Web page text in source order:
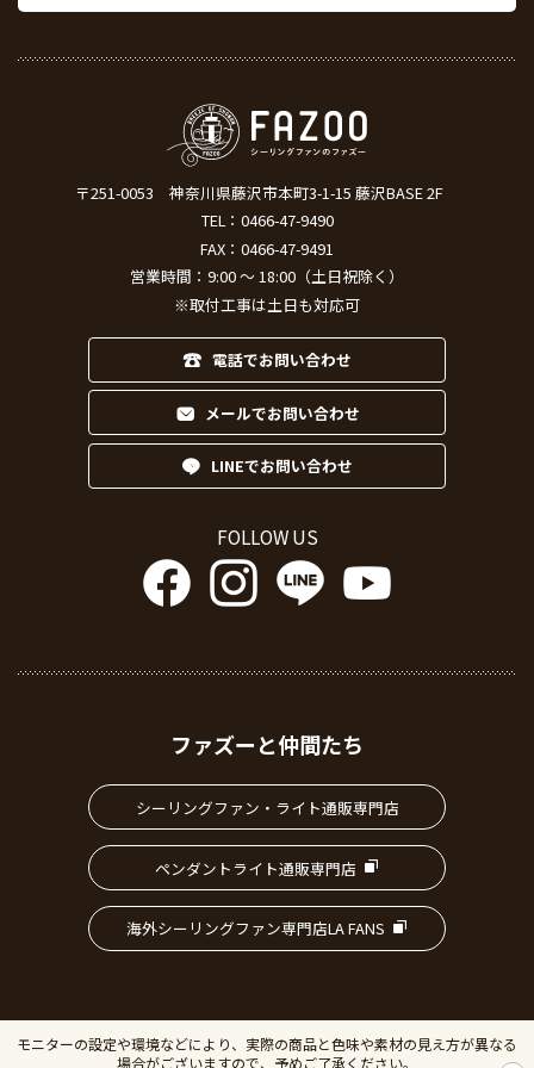
〒251-0053
神奈川県藤沢市本町3-1-15 藤沢BASE 2F
TEL： 0466-47-9490
FAX：0466-47-9491
営業時間：9:00 ～ 18:00（土日祝除く）
※取付工事は土日も対応可
電話でお問い合わせ
メールでお問い合わせ
LINEでお問い合わせ
FOLLOW US
ファズーと仲間たち
シーリングファン・ライト通販専門店
ペンダントライト通販専門店
海外シーリングファン専門店LA FANS
モニターの設定や環境などにより、実際の商品と色味や素材の見え方が異なる
場合がございますので、予めご了承ください。